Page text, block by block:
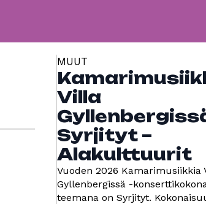
MUUT
Villa
Syrjityt –
Alakulttuurit
Vuoden 2026 Kamarimusiikkia
Gyllenbergissä -
teemana on Syrjityt.